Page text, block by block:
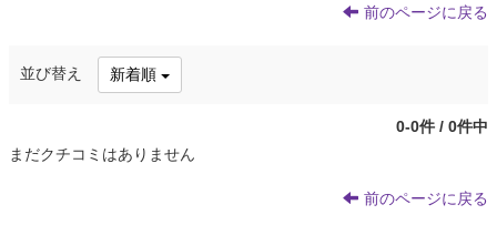
i
前のページに戻る
並び替え 新着順
0-0件 / 0件中
まだクチコミはありません
前のページに戻る